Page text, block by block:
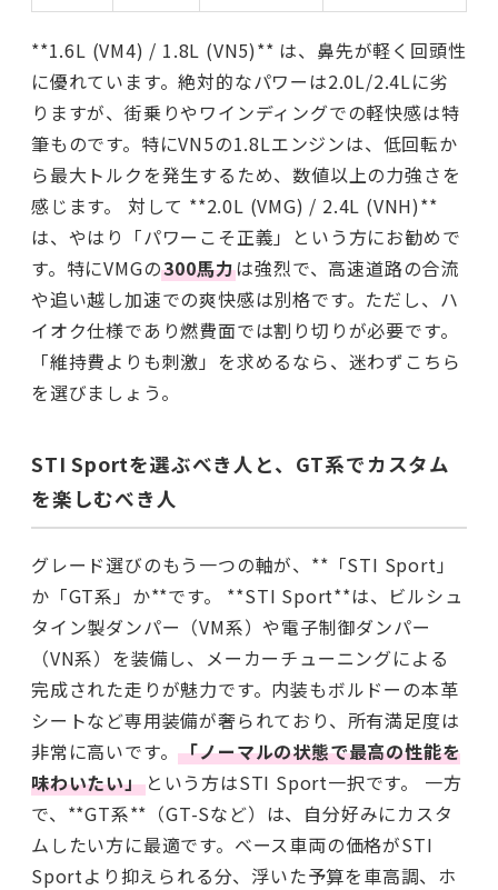
**1.6L (VM4) / 1.8L (VN5)** は、鼻先が軽く回頭性
に優れています。絶対的なパワーは2.0L/2.4Lに劣
りますが、街乗りやワインディングでの軽快感は特
筆ものです。特にVN5の1.8Lエンジンは、低回転か
ら最大トルクを発生するため、数値以上の力強さを
感じます。 対して **2.0L (VMG) / 2.4L (VNH)**
は、やはり「パワーこそ正義」という方にお勧めで
す。特にVMGの300馬力は強烈で、高速道路の合流
や追い越し加速での爽快感は別格です。ただし、ハ
イオク仕様であり燃費面では割り切りが必要です。
「維持費よりも刺激」を求めるなら、迷わずこちら
を選びましょう。
STI Sportを選ぶべき人と、GT系でカスタム
を楽しむべき人
グレード選びのもう一つの軸が、**「STI Sport」
か「GT系」か**です。 **STI Sport**は、ビルシュ
タイン製ダンパー（VM系）や電子制御ダンパー
（VN系）を装備し、メーカーチューニングによる
完成された走りが魅力です。内装もボルドーの本革
シートなど専用装備が奢られており、所有満足度は
非常に高いです。「ノーマルの状態で最高の性能を
味わいたい」という方はSTI Sport一択です。 一方
で、**GT系**（GT-Sなど）は、自分好みにカスタ
ムしたい方に最適です。ベース車両の価格がSTI
Sportより抑えられる分、浮いた予算を車高調、ホ